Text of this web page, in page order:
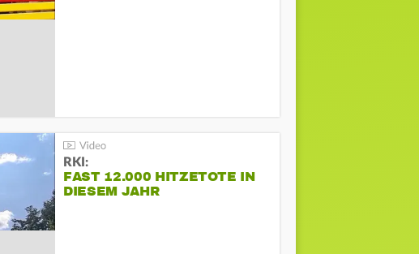
RKI:
FAST 12.000 HITZETOTE IN
DIESEM JAHR